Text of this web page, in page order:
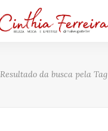
Resultado da busca pela Tag